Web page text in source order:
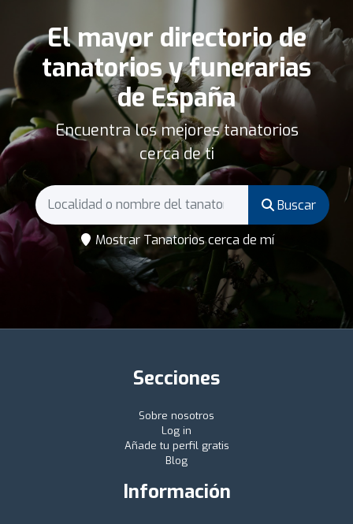
El mayor directorio de
tanatorios y funerarias
de España
Encuentra los mejores tanatorios
cerca de ti
Buscar
Mostrar Tanatorios cerca de mí
Secciones
Sobre nosotros
Log in
Añade tu perfil gratis
Blog
Información